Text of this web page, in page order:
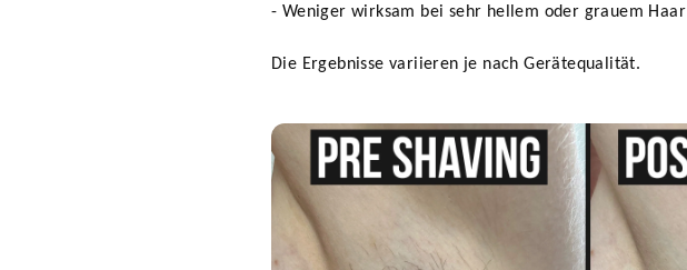
- Weniger wirksam bei sehr hellem oder grauem Haar
Die Ergebnisse variieren je nach Gerätequalität.